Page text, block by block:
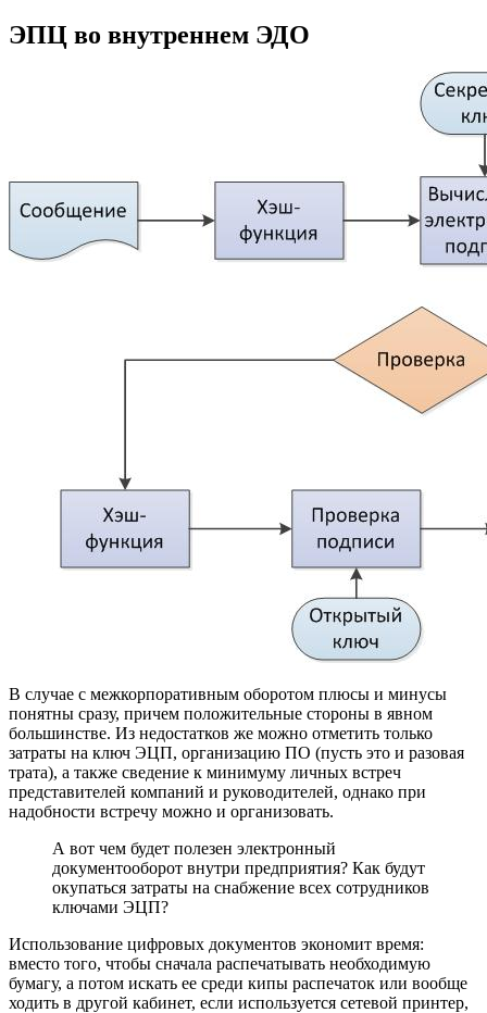
ЭПЦ во внутреннем ЭДО
В случае с межкорпоративным оборотом плюсы и минусы
понятны сразу, причем положительные стороны в явном
большинстве. Из недостатков же можно отметить только
затраты на ключ ЭЦП, организацию ПО (пусть это и разовая
трата), а также сведение к минимуму личных встреч
представителей компаний и руководителей, однако при
надобности встречу можно и организовать.
А вот чем будет полезен электронный
документооборот внутри предприятия? Как будут
окупаться затраты на снабжение всех сотрудников
ключами ЭЦП?
Использование цифровых документов экономит время:
вместо того, чтобы сначала распечатывать необходимую
бумагу, а потом искать ее среди кипы распечаток или вообще
ходить в другой кабинет, если используется сетевой принтер,